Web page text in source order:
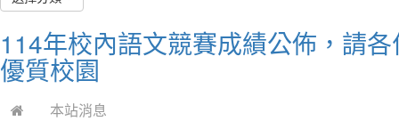
114年校內語文競賽成績公佈，請
優質校園
本站消息